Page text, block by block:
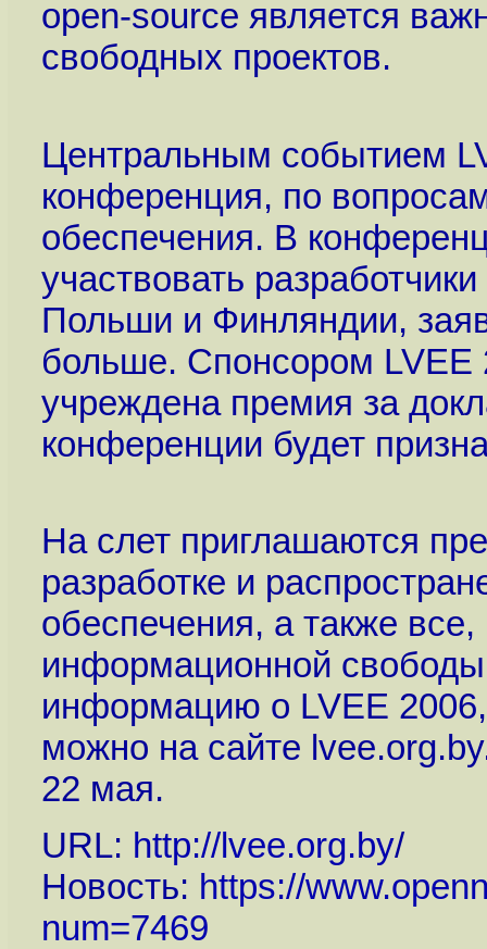
open-source является
свободных проектов.
Центральным событием
конференция, по
обеспечения. В
участвовать
Польши и Финляндии,
больше. Спонсором LVEE
учреждена премия за
конференции будет
На слет приглашаются
разработке и
обеспечения, а также
информационной
информацию о LVEE 2006,
можно на сайте
22 мая.
URL: http://lvee.org.by/
Новость: https://
num=7469